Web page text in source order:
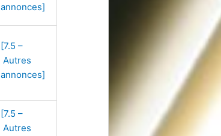
annonces]
[7.5 –
Autres
annonces]
[7.5 –
Autres